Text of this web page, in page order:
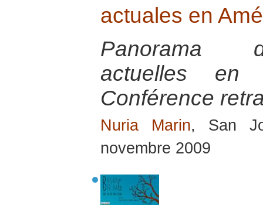
actuales en
Panorama
actuelles en
Conférence
Nuria Marin, San
novembre 2009